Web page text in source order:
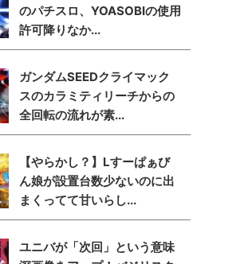
のパチスロ、YOASOBIの使用
許可降りなか...
ガンダムSEEDクライマック
スのカラミティリーチからの
全回転の流れが素...
【やらかし？】Lすーぱぁび
ん娘が設置台数少ないのに出
まくってて甘いらし...
ユニバが「次回」という意味